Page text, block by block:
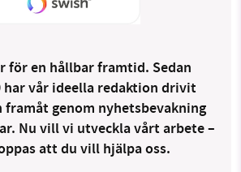
för en hållbar framtid. Sedan
har vår ideella redaktion drivit
genom nyhetsbevakning
Nu vill vi utveckla vårt arbete –
att du vill hjälpa oss.